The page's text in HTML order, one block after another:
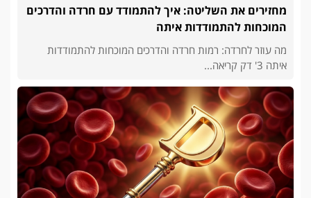
מחזירים את השליטה: איך להתמודד עם חרדה והדרכים
המוכחות להתמודדות איתה
מה עוזר לחרדה: רמות חרדה והדרכים המוכחות להתמודדות
איתה 3' דק קריאה...